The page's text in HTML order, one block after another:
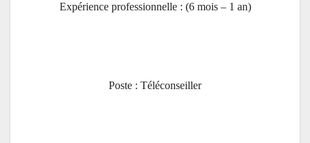
Expérience professionnelle : (6 mois – 1 an)
Poste : Téléconseiller